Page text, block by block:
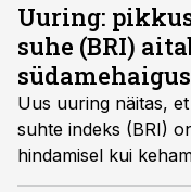
Uuring:
suhe (BRI)
Uus uuring näitas,
suhte indeks (BRI)
hindamisel kui